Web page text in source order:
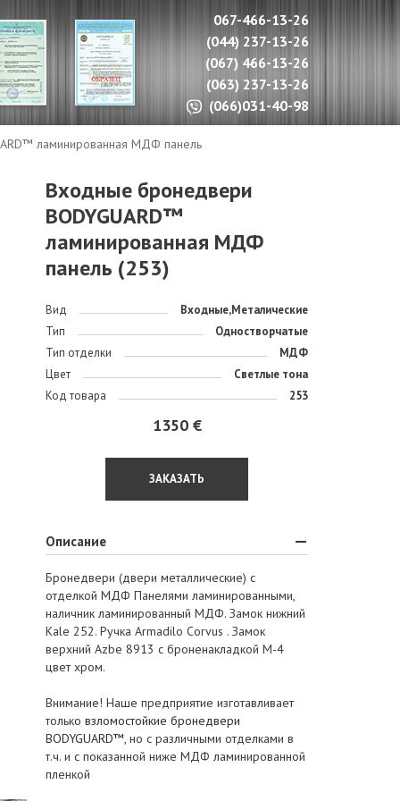
067-466-13-26
(044) 237-13-26
(067) 466-13-26
(063) 237-13-26
(066)031-40-98
ламинированная МДФ панель
Входные бронедвери
BODYGUARD™
ламинированная МДФ
панель (253)
Вид
Входные,Металические
Тип
Одностворчатые
Тип отделки
МДФ
Цвет
Светлые тона
Код товара
253
1350 €
ЗАКАЗАТЬ
Описание
Бронедвери (двери металлические) с
отделкой МДФ Панелями ламинированными,
наличник ламинированный МДФ. Замок нижний
Kale 252. Ручка Armadilo Corvus . Замок
верхний Azbe 8913 c броненакладкой М-4
цвет хром.
Внимание! Наше предприятие изготавливает
только взломостойкие бронедвери
BODYGUARD™, но с различными отделками в
т.ч. и с показанной ниже МДФ ламинированной
пленкой